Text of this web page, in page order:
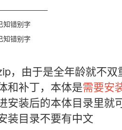
知错别字
知错别字
，由于是全年龄就不双
和补丁，本体是需要安
安装后的本体目录里就
装目录不要有中文